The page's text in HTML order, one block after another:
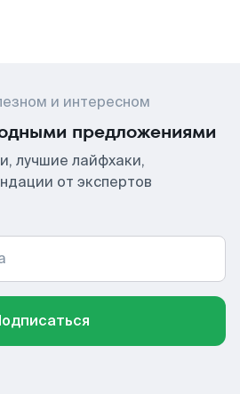
и интересном
предложениями
лучшие лайфхаки,
от экспертов